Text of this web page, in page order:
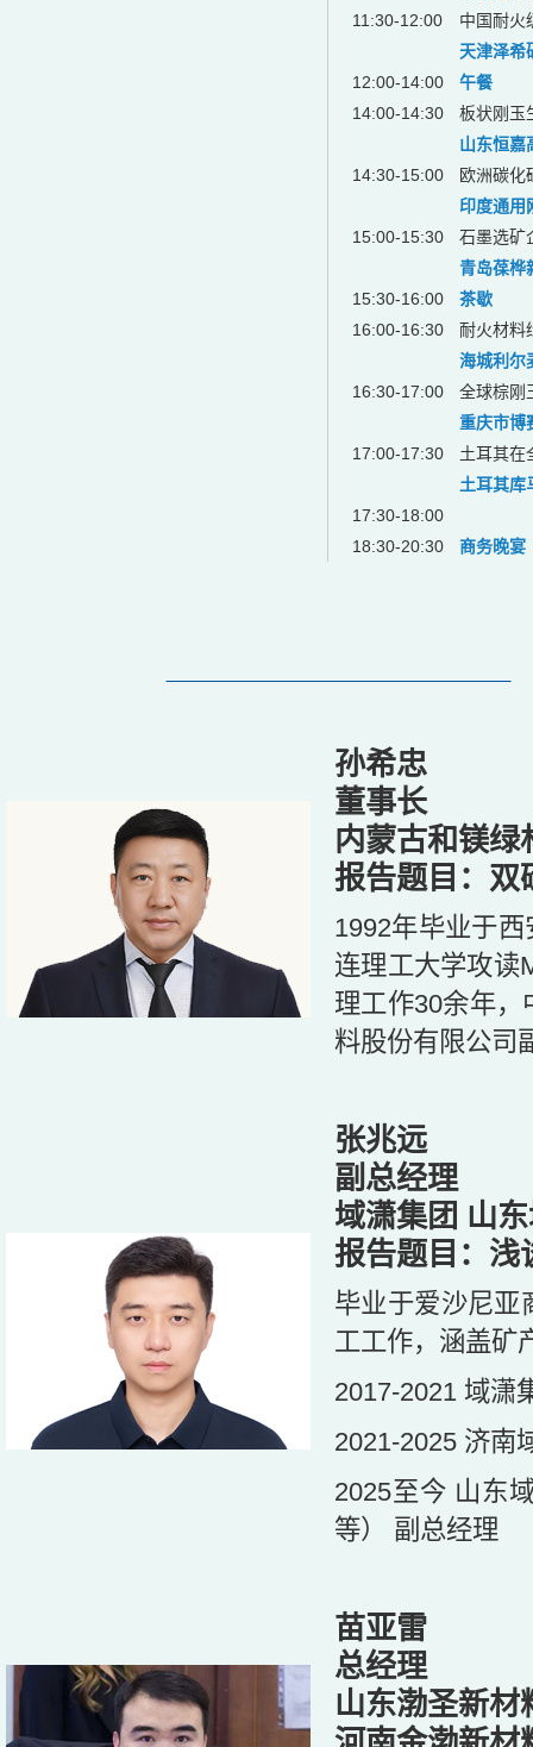
11:30-12:00
中国耐火
天津泽希
12:00-14:00
午餐
14:00-14:30
板状刚玉
山东恒嘉
14:30-15:00
欧洲碳化
印度通用
15:00-15:30
石墨选矿
青岛葆桦
15:30-16:00
茶歇
16:00-16:30
耐火材料
海城利尔
16:30-17:00
全球棕刚
重庆市博
17:00-17:30
土耳其在
土耳其库
17:30-18:00
18:30-20:30
商务晚宴
孙希忠
董事长
内蒙古和镁绿
报告题目：双
1992年毕业于
连理工大学攻读
理工作30余年
料股份有限公司
张兆远
副总经理
域潇集团 山
报告题目：浅
毕业于爱沙尼亚
工工作，涵盖矿
2017-2021 域潇
2021-2025 济南
2025至今 山东
等） 副总经理
苗亚雷
总经理
山东渤圣新材